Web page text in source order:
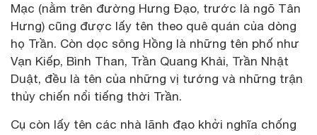
Mạc (nằm trên đường Hưng Đạo, trước là ngõ Tân
Hưng) cũng được lấy tên theo quê quán của dòng
họ Trần. Còn dọc sông Hồng là những tên phố như
Vạn Kiếp, Bình Than, Trần Quang Khải, Trần Nhật
Duật, đều là tên của những vị tướng và những trận
thủy chiến nổi tiếng thời Trần.
Cụ còn lấy tên các nhà lãnh đạo khởi nghĩa chống